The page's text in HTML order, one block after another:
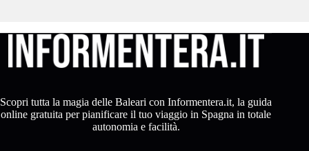
Scopri tutta la magia delle Baleari con Informentera.it, la guida
online gratuita per pianificare il tuo viaggio in Spagna in totale
autonomia e facilità.